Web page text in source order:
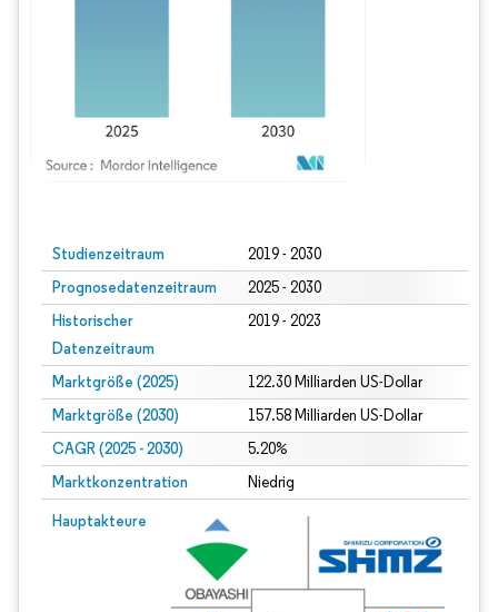
Studienzeitraum 2019 - 2030
Prognosedatenzeitraum 2025 - 2030
Historischer
Datenzeitraum
2019 - 2023
Marktgröße (2025) 122.30 Milliarden US-Dollar
Marktgröße (2030) 157.58 Milliarden US-Dollar
CAGR (2025 - 2030) 5.20%
Marktkonzentration Niedrig
Hauptakteure